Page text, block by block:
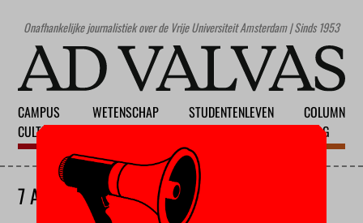
Onafhankelijke journalistiek over de Vrije Universiteit Amsterdam | Sinds 1953
CAMPUS
CULTUUR
WETENSCHAP
STUDENTENLEVEN
COLUMN
BLOG
7 AUGUSTUS 2026